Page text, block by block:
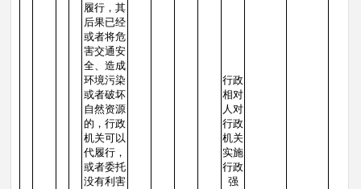
履行，其
后果已经
或者将危
害交通安
全、造成
环境污染
或者破坏
自然资源
的，行政
机关可以
代履行，
或者委托
没有利害
行政
相对
人对
行政
机关
实施
行政
强